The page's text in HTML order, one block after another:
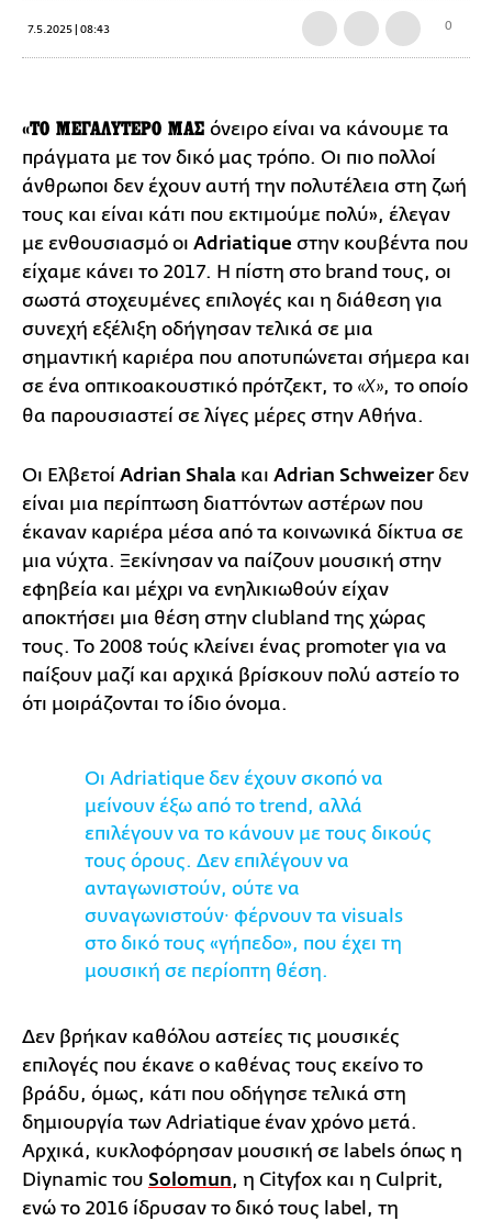
7.5.2025 | 08:43 0
«ΤΟ ΜΕΓΑΛΥΤΕΡΟ ΜΑΣόνειρο είναι να κάνουμε τα
πράγματα με τον δικό μας τρόπο. Οι πιο πολλοί
άνθρωποι δεν έχουν αυτή την πολυτέλεια στη ζωή
τους και είναι κάτι που εκτιμούμε πολύ», έλεγαν
με ενθουσιασμό οι Adriatique στην κουβέντα που
είχαμε κάνει το 2017. Η πίστη στο brand τους, οι
σωστά στοχευμένες επιλογές και η διάθεση για
συνεχή εξέλιξη οδήγησαν τελικά σε μια
σημαντική καριέρα που αποτυπώνεται σήμερα και
σε ένα οπτικοακουστικό πρότζεκτ, το «X», το οποίο
θα παρουσιαστεί σε λίγες μέρες στην Αθήνα.
Οι Ελβετοί Adrian Shala και Adrian Schweizerδεν
είναι μια περίπτωση διαττόντων αστέρων που
έκαναν καριέρα μέσα από τα κοινωνικά δίκτυα σε
μια νύχτα. Ξεκίνησαν να παίζουν μουσική στην
εφηβεία και μέχρι να ενηλικιωθούν είχαν
αποκτήσει μια θέση στην clubland της χώρας
τους. Το 2008 τούς κλείνει ένας promoter για να
παίξουν μαζί και αρχικά βρίσκουν πολύ αστείο το
ότι μοιράζονται το ίδιο όνομα.
Οι Adriatique δεν έχουν σκοπό να
μείνουν έξω από το trend, αλλά
επιλέγουν να το κάνουν με τους δικούς
τους όρους. Δεν επιλέγουν να
ανταγωνιστούν, ούτε να
συναγωνιστούν∙ φέρνουν τα visuals
στο δικό τους «γήπεδο», που έχει τη
μουσική σε περίοπτη θέση.
Δεν βρήκαν καθόλου αστείες τις μουσικές
επιλογές που έκανε ο καθένας τους εκείνο το
βράδυ, όμως, κάτι που οδήγησε τελικά στη
δημιουργία των Adriatique έναν χρόνο μετά.
Αρχικά, κυκλοφόρησαν μουσική σε labels όπως η
Diynamic του Solomun, η Cityfox και η Culprit,
ενώ το 2016 ίδρυσαν το δικό τους label, τη